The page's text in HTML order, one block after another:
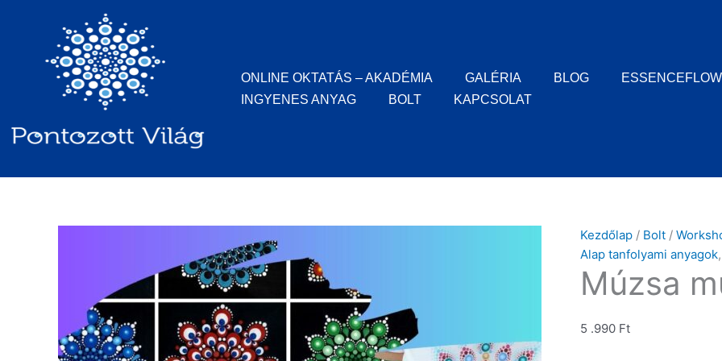
ONLINE OKTATÁS – AKADÉMIA GALÉRIA BLOG
INGYENES ANYAG
BOLT KAPCSOLAT
Kezdőlap / Bolt /
Alap tanfolyami anyagok,
Múzsa
5 .990 Ft